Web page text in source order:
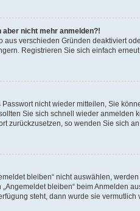
nicht mehr anmelden?!
aus verschieden Gründen deaktiviert
Registrieren Sie sich einfach
nicht wieder mitteilen, Sie
Sie sich schnell wieder anmelden
zurückzusetzen, so wenden Sie sich
bleiben“ nicht auswählen,
bleiben“ beim Anmelden
steht, dann wurde sie